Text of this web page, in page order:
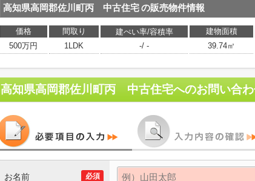
高知県高岡郡佐川町丙 中古住宅の販売物件情報
価格 間取り 建ぺい率/容積率 建物面積
500万円
1LDK -/ - 39.74㎡
高知県高岡郡佐川町丙 中古住宅へのお問い合
必須
お名前